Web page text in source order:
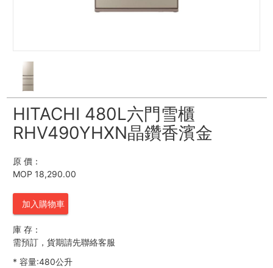
HITACHI 480L六門雪櫃
RHV490YHXN晶鑽香濱金
原 價：
MOP 18,290.00
加入購物車
庫 存：
需預訂，貨期請先聯絡客服
* 容量:480公升